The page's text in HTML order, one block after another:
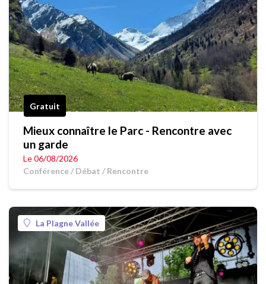
Gratuit
Mieux connaître le Parc - Rencontre avec
un garde
Le 06/08/2026
Conférence / Débat / Rencontre
La Plagne Vallée